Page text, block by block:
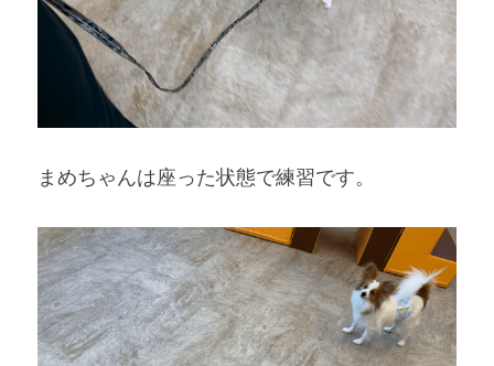
まめちゃんは座った状態で練習です。